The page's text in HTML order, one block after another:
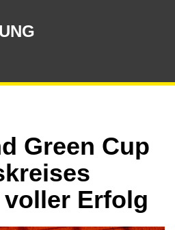
Green Cup
Erfolg